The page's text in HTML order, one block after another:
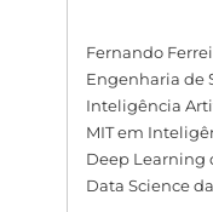
Fernando
Engenharia de
Inteligência
MIT em
Deep Learning
Data Science